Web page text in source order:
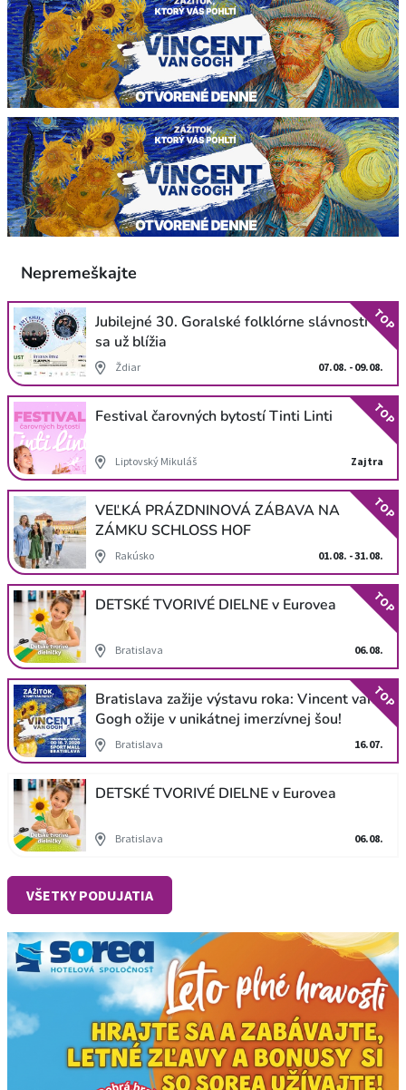
Nepremeškajte
Jubilejné 30. Goralské folklórne slávnosti
sa už blížia
Ždiar 07.08. - 09.08.
TOP
Festival čarovných bytostí Tinti Linti
Liptovský Mikuláš Zajtra
TOP
VEĽKÁ PRÁZDNINOVÁ ZÁBAVA NA
ZÁMKU SCHLOSS HOF
Rakúsko 01.08. - 31.08.
TOP
DETSKÉ TVORIVÉ DIELNE v Eurovea
Bratislava 06.08.
TOP
Bratislava zažije výstavu roka: Vincent van
Gogh ožije v unikátnej imerzívnej šou!
Bratislava 16.07.
TOP
DETSKÉ TVORIVÉ DIELNE v Eurovea
Bratislava 06.08.
VŠETKY PODUJATIA